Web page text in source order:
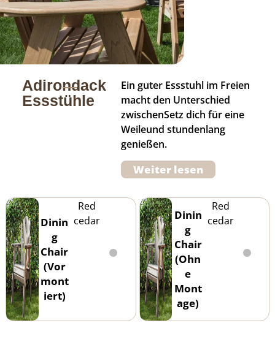
Adirondack
Essstühle
Ein guter Essstuhl im Freien
macht den Unterschied
zwischenSetz dich für eine
Weileund stundenlang
genießen.
Weiter lesen
Dinin
g
Chair
(Vor
mont
iert)
Red
cedar
Dinin
g
Chair
(Ohn
e
Mont
age)
Red
cedar